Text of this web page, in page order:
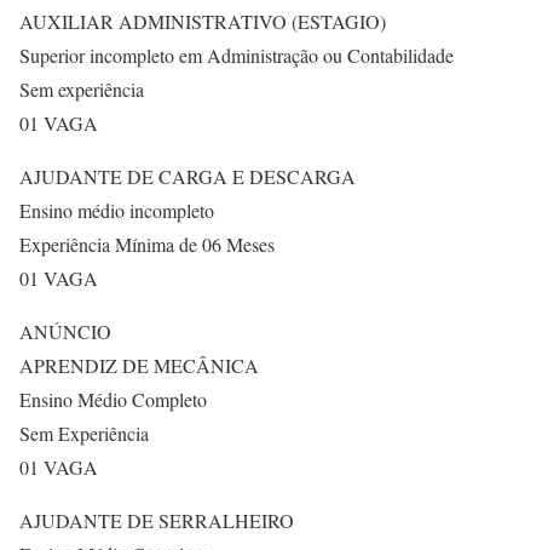
AUXILIAR ADMINISTRATIVO (ESTAGIO)
Superior incompleto em Administração ou Contabilidade
Sem experiência
01 VAGA
AJUDANTE DE CARGA E DESCARGA
Ensino médio incompleto
Experiência Mínima de 06 Meses
01 VAGA
ANÚNCIO
APRENDIZ DE MECÂNICA
Ensino Médio Completo
Sem Experiência
01 VAGA
AJUDANTE DE SERRALHEIRO